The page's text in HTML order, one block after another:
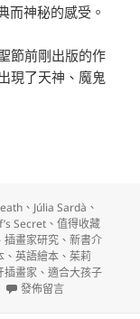
而神秘的感受。
節前剛出版的作
現了天神、魔鬼
事
、 Júlia Sardà 、
Secret 、值得收藏
插畫家研究 、新書介
、英語繪本 、茱莉
插畫家 、適合大孩子
在〈Júlia Sardà 的三本
發佈留言